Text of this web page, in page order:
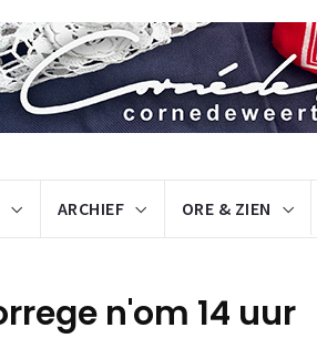
ARCHIEF ORE & ZIEN
n'om 14 uur